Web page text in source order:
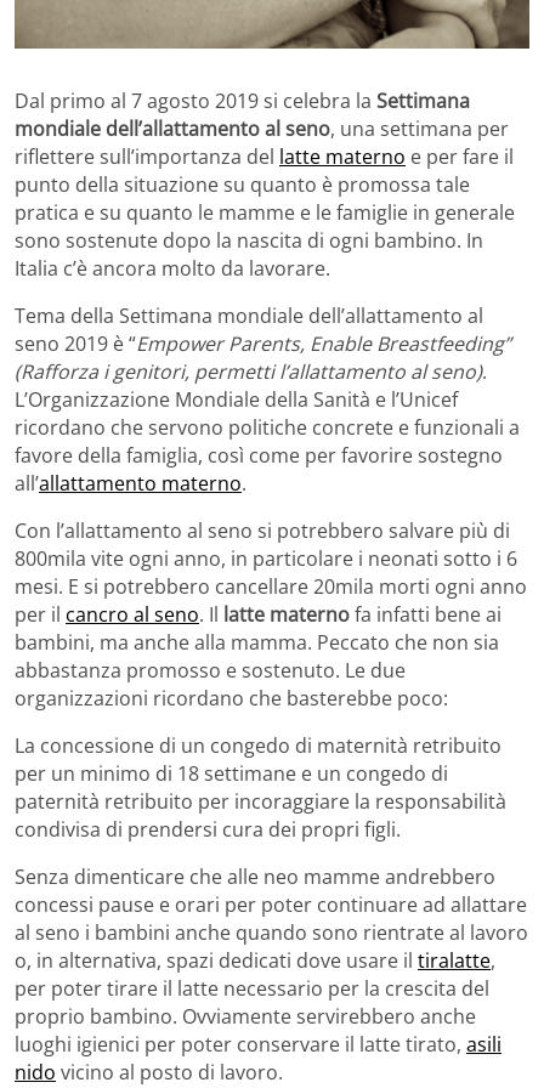
Dal primo al 7 agosto 2019 si celebra la Settimana
mondiale dell’allattamento al seno, una settimana per
riflettere sull’importanza del latte materno e per fare il
punto della situazione su quanto è promossa tale
pratica e su quanto le mamme e le famiglie in generale
sono sostenute dopo la nascita di ogni bambino. In
Italia c’è ancora molto da lavorare.
Tema della Settimana mondiale dell’allattamento al
seno 2019 è “Empower Parents, Enable Breastfeeding”
(Rafforza i genitori, permetti l’allattamento al seno).
L’Organizzazione Mondiale della Sanità e l’Unicef
ricordano che servono politiche concrete e funzionali a
favore della famiglia, così come per favorire sostegno
all’allattamento materno.
Con l’allattamento al seno si potrebbero salvare più di
800mila vite ogni anno, in particolare i neonati sotto i 6
mesi. E si potrebbero cancellare 20mila morti ogni anno
per il cancro al seno. Il latte maternofa infatti bene ai
bambini, ma anche alla mamma. Peccato che non sia
abbastanza promosso e sostenuto. Le due
organizzazioni ricordano che basterebbe poco:
La concessione di un congedo di maternità retribuito
per un minimo di 18 settimane e un congedo di
paternità retribuito per incoraggiare la responsabilità
condivisa di prendersi cura dei propri figli.
Senza dimenticare che alle neo mamme andrebbero
concessi pause e orari per poter continuare ad allattare
al seno i bambini anche quando sono rientrate al lavoro
o, in alternativa, spazi dedicati dove usare il tiralatte,
per poter tirare il latte necessario per la crescita del
proprio bambino. Ovviamente servirebbero anche
luoghi igienici per poter conservare il latte tirato, asili
nido vicino al posto di lavoro.